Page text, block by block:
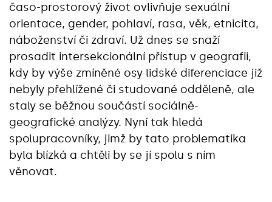
časo-prostorový život ovlivňuje sexuální
orientace, gender, pohlaví, rasa, věk, etnicita,
náboženství či zdraví. Už dnes se snaží
prosadit intersekcionální přístup v geografii,
kdy by výše zmíněné osy lidské diferenciace již
nebyly přehlížené či studované odděleně, ale
staly se běžnou součástí sociálně-
geografické analýzy. Nyní tak hledá
spolupracovníky, jimž by tato problematika
byla blízká a chtěli by se jí spolu s ním
věnovat.